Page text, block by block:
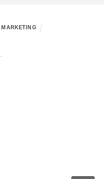
MARKETING